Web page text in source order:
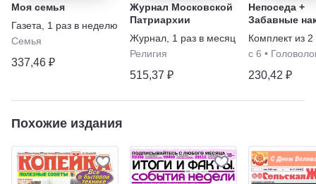
Моя семья
Газета
1 раз в неделю
Семья
337,46 ₽
Журнал Московской
Патриархии
Журнал 1 раз в месяц
Религия
515,37 ₽
Непоседа +
Забавные
Комплект из 2
с 6 •
230,42 ₽
Похожие издания